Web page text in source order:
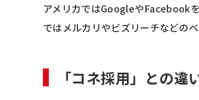
アメリカではGoogleやFacebook
ではメルカリやビズリーチなどの
「コネ採用」との違